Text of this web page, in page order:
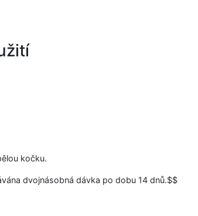
kočku.
dvojnásobná dávka po dobu 14 dnů.$$